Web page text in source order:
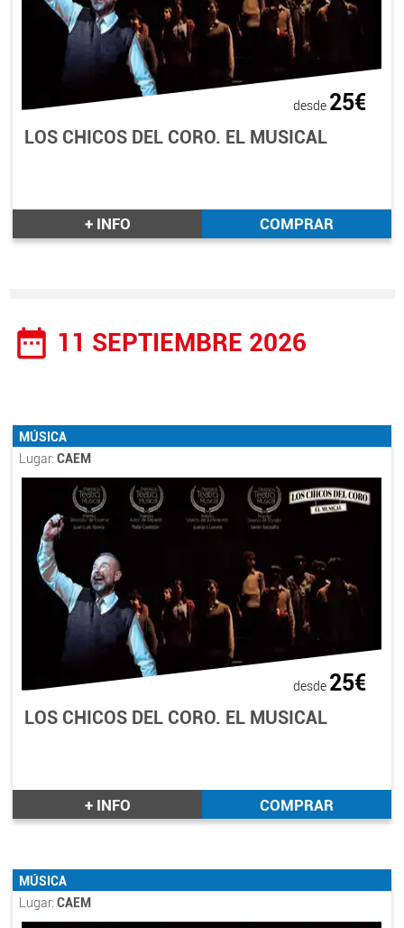
desde 25€
LOS CHICOS DEL CORO. EL MUSICAL
+ INFO COMPRAR
date_range 11 SEPTIEMBRE 2026
MÚSICA
Lugar: CAEM
desde 25€
LOS CHICOS DEL CORO. EL MUSICAL
+ INFO COMPRAR
MÚSICA
Lugar: CAEM